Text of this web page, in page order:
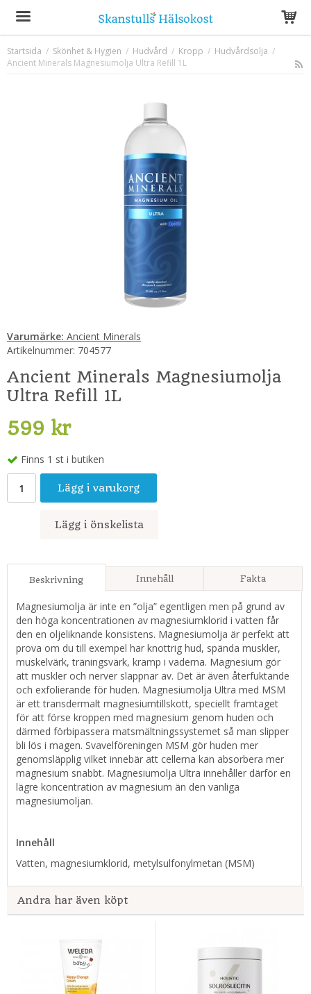
Produkten har blivit tillagd i varukorgen
Startsida / Skönhet & Hygien / Hudvård / Kropp / Hudvårdsolja /
Ancient Minerals Magnesiumolja Ultra Refill 1L
Varumärke: Ancient Minerals
Artikelnummer: 704577
Ancient Minerals Magnesiumolja
Ultra Refill 1L
599 kr
Finns 1 st i butiken
Lägg i varukorg
Lägg i önskelista
Beskrivning Innehåll Fakta
Magnesiumolja är inte en ”olja” egentligen men på grund av
den höga koncentrationen av magnesiumklorid i vatten får
den en oljeliknande konsistens. Magnesiumolja är perfekt att
prova om du till exempel har knottrig hud, spända muskler,
muskelvärk, träningsvärk, kramp i vaderna. Magnesium gör
att muskler och nerver slappnar av. Det är även återfuktande
och exfolierande för huden. Magnesiumolja Ultra med MSM
är ett transdermalt magnesiumtillskott, speciellt framtaget
för att förse kroppen med magnesium genom huden och
därmed förbipassera matsmältningssystemet så man slipper
bli lös i magen. Svavelföreningen MSM gör huden mer
genomsläpplig vilket innebär att cellerna kan absorbera mer
magnesium snabbt. Magnesiumolja Ultra innehåller därför en
lägre koncentration av magnesium än den vanliga
magnesiumoljan.
Innehåll
Vatten, magnesiumklorid, metylsulfonylmetan (MSM)
Andra har även köpt